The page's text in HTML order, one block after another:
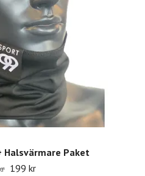
Halsvärmare Paket
199 kr